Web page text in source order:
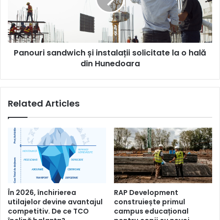
o
hală
din
Hunedoara
Panouri sandwich și instalații solicitate la o hală
din Hunedoara
Related Articles
În 2026, închirierea
utilajelor devine avantajul
competitiv. De ce TCO
RAP Development
construiește primul
campus educațional